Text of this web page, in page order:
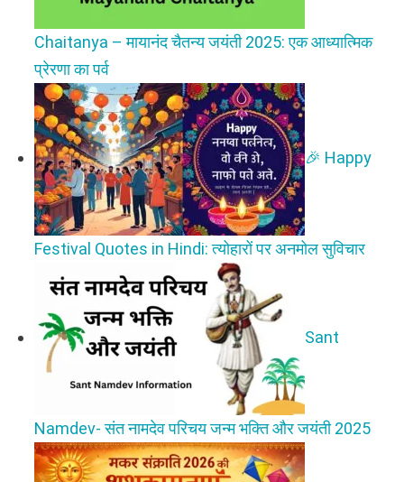
Chaitanya – मायानंद चैतन्य जयंती 2025: एक आध्यात्मिक
प्रेरणा का पर्व
🎉 Happy
Festival Quotes in Hindi: त्योहारों पर अनमोल सुविचार
Sant
Namdev- संत नामदेव परिचय जन्म भक्ति और जयंती 2025